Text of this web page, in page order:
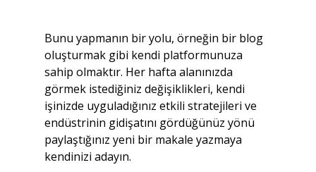
Bunu yapmanın bir yolu, örneğin bir blog
oluşturmak gibi kendi platformunuza
sahip olmaktır. Her hafta alanınızda
görmek istediğiniz değişiklikleri, kendi
işinizde uyguladığınız etkili stratejileri ve
endüstrinin gidişatını gördüğünüz yönü
paylaştığınız yeni bir makale yazmaya
kendinizi adayın.